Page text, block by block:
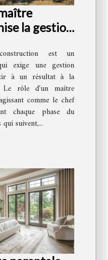
la gestion
est un
exige une gestion
à un résultat à la
Le rôle d'un maître
comme le chef
chaque phase du
suivent,...